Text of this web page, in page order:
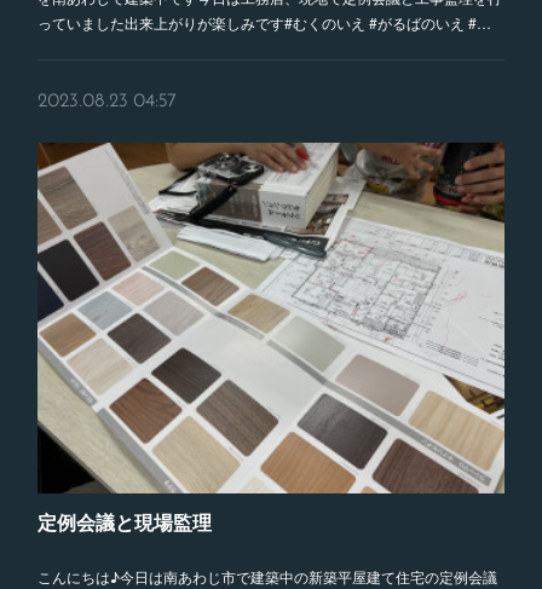
っていました出来上がりが楽しみです#むくのいえ #がるばのいえ #…
2023.08.23 04:57
定例会議と現場監理
こんにちは♪今日は南あわじ市で建築中の新築平屋建て住宅の定例会議